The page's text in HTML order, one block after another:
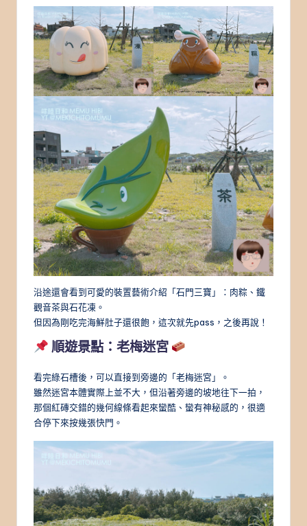
沿途還會看到可愛的裝置藝術介紹「石門三寶」：肉粽、鐵
觀音茶與石花凍。
但因為剛吃完海鮮肚子還很飽，這次就先pass，之後再說！
順遊景點：老梅迷宮
看完綠石槽後，可以直接到旁邊的「老梅迷宮」。
雖然迷宮本體實際上並不大，但沿著旁邊的坡地往下一拍，
那個紅磚交錯的幾何線條看起來蠻酷、蠻有神秘感的，很適
合停下來按幾張快門。